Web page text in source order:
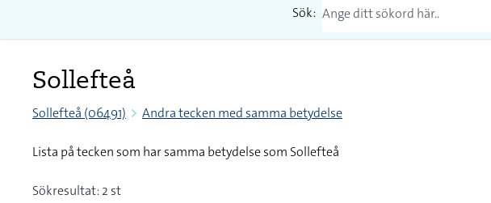
Sök:
Sollefteå
Sollefteå (06491) Andra tecken med samma betydelse
Lista på tecken som har samma betydelse som Sollefteå
Sökresultat: 2 st